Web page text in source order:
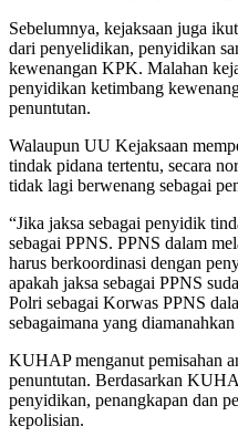
Sebelumnya, kejaksaan juga
dari penyelidikan, penyidikan
kewenangan KPK. Malahan
penyidikan ketimbang
penuntutan.
Walaupun UU Kejaksaan
tindak pidana tertentu, secara
tidak lagi berwenang sebagai
“Jika jaksa sebagai penyidik
sebagai PPNS. PPNS dalam
harus berkoordinasi dengan
apakah jaksa sebagai PPNS
Polri sebagai Korwas PPNS
sebagaimana yang
KUHAP menganut pemisahan
penuntutan. Berdasarkan
penyidikan, penangkapan dan
kepolisian.